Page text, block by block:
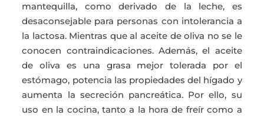
mantequilla, como derivado de la leche, es
desaconsejable para personas con intolerancia a
la lactosa. Mientras que al aceite de oliva no se le
conocen contraindicaciones. Además, el aceite
de oliva es una grasa mejor tolerada por el
estómago, potencia las propiedades del hígado y
aumenta la secreción pancreática. Por ello, su
uso en la cocina, tanto a la hora de freír como a